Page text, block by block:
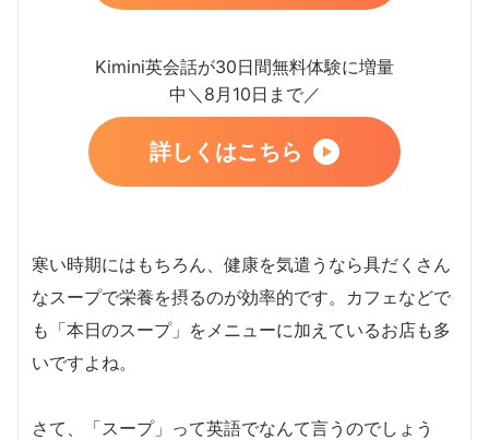
Kimini英会話が30日間無料体験に増量
中＼8月10日まで／
詳しくはこちら
寒い時期にはもちろん、健康を気遣うなら具だくさん
なスープで栄養を摂るのが効率的です。カフェなどで
も「本日のスープ」をメニューに加えているお店も多
いですよね。
さて、「スープ」って英語でなんて言うのでしょう